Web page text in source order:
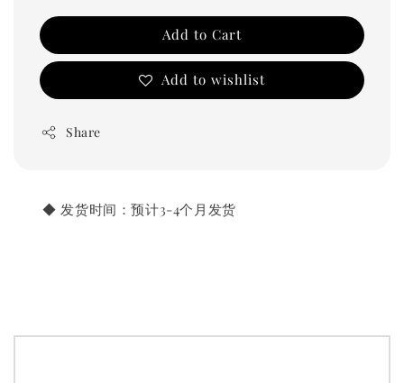
Add to Cart
Add to wishlist
Share
◆ 发货时间：预计3-4个月发货